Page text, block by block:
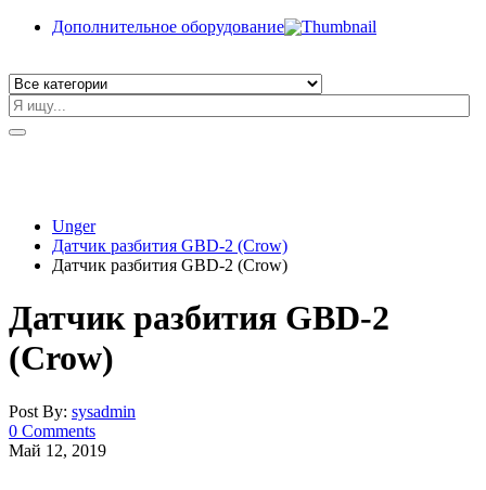
Дополнительное оборудование
Unger
Датчик разбития GBD-2 (Crow)
Датчик разбития GBD-2 (Crow)
Датчик разбития GBD-2
(Crow)
Post By: sysadmin
0 Comments
Май 12, 2019